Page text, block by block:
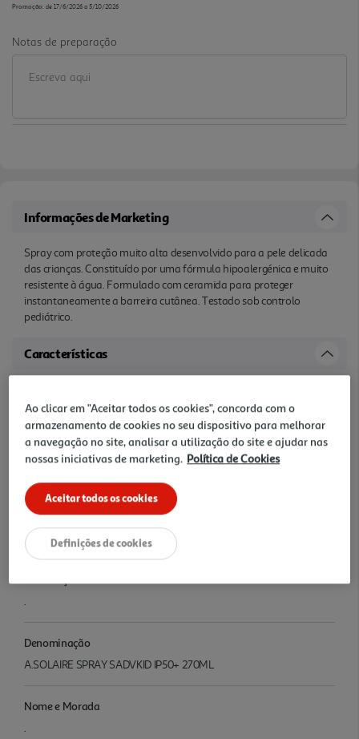
Promoção: de 17/6/2026 a 5/10/2026
Notas de preparação
Informações de Marketing
Spray com proteção muito alta desenvolvido para a pele delicada
das crianças. Constituído por uma fórmula hipoalergénica e muito
resistente à água. Formulado com ceramida para proteger
instantaneamente a barreira cutânea. Testado sob controlo
pediátrico.
Características
0.27 LT
Ingredientes/Composição
Conservação
.
.
Denominação
A.SOLAIRE SPRAY SADVKID IP50+ 270ML
Nome e Morada
.
Ao clicar em "Aceitar todos os cookies", concorda com o
armazenamento de cookies no seu dispositivo para melhorar
a navegação no site, analisar a utilização do site e ajudar nas
nossas iniciativas de marketing. Política de Cookies
Aceitar todos os cookies
Definições de cookies